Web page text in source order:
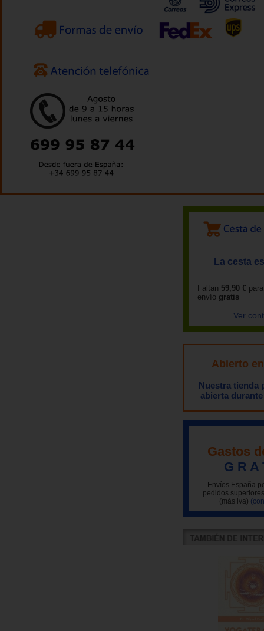
La cesta
Faltan 59,90 €
envío gratis
Ver
Abierto
Nuestra tienda
abierta
Gastos
G R A
Envíos España
pedidos
(más iva)